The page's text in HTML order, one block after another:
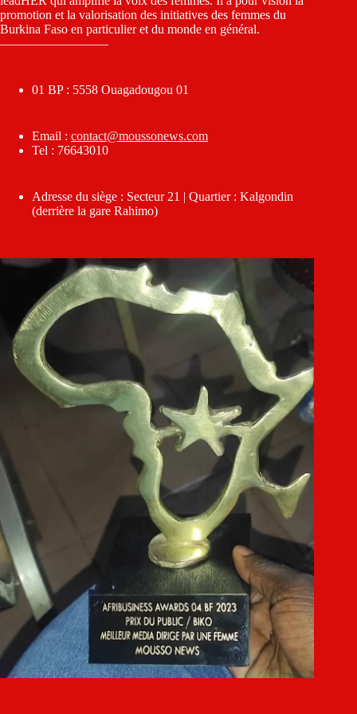
promotion et la valorisation des initiatives des femmes du
Burkina Faso en particulier et du monde en général.
————————–
01 BP : 5558 Ouagadougou 01
Email : contact@moussonews.com
Tel : 76643010
Adresse du siège : Secteur 21 | Quartier : Kalgondin
(derrière la gare Rahimo)